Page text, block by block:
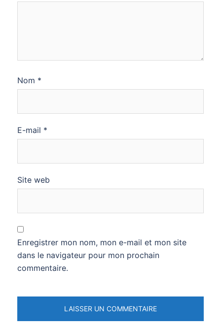
Nom *
E-mail *
Site web
Enregistrer mon nom, mon e-mail et mon site
dans le navigateur pour mon prochain
commentaire.